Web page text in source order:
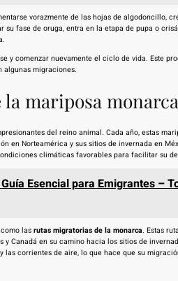
vorazmente de las hojas de algodoncillo,
fase de oruga, entra en la etapa de pupa o
y comenzar nuevamente el ciclo de vida. Este
algunas migraciones.
mariposa
del reino animal. Cada año, estas
en Norteamérica y sus sitios de invernada en
climáticas favorables para facilitar su
Esencial para Emigrantes –
las rutas migratorias de la monarca. Estas
Canadá en su camino hacia los sitios de
corrientes de aire, lo que hace que su